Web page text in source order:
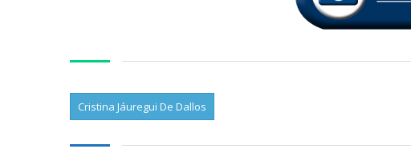
Cristina Jáuregui De Dallos